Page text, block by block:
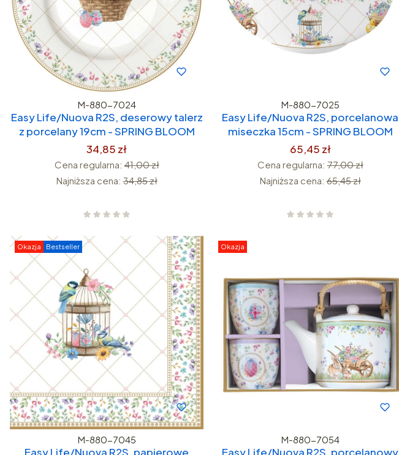
M-880-7024
Easy Life/Nuova R2S, deserowy talerz
z porcelany 19cm - SPRING BLOOM
34,85 zł
Cena regularna: 41,00 zł
Najniższa cena: 34,85 zł
M-880-7025
Easy Life/Nuova R2S, porcelanowa
miseczka 15cm - SPRING BLOOM
65,45 zł
Cena regularna: 77,00 zł
Najniższa cena: 65,45 zł
Okazja Bestseller
M-880-7045
Easy Life/Nuova R2S, papierowe
Okazja
M-880-7054
Easy Life/Nuova R2S, porcelanowy